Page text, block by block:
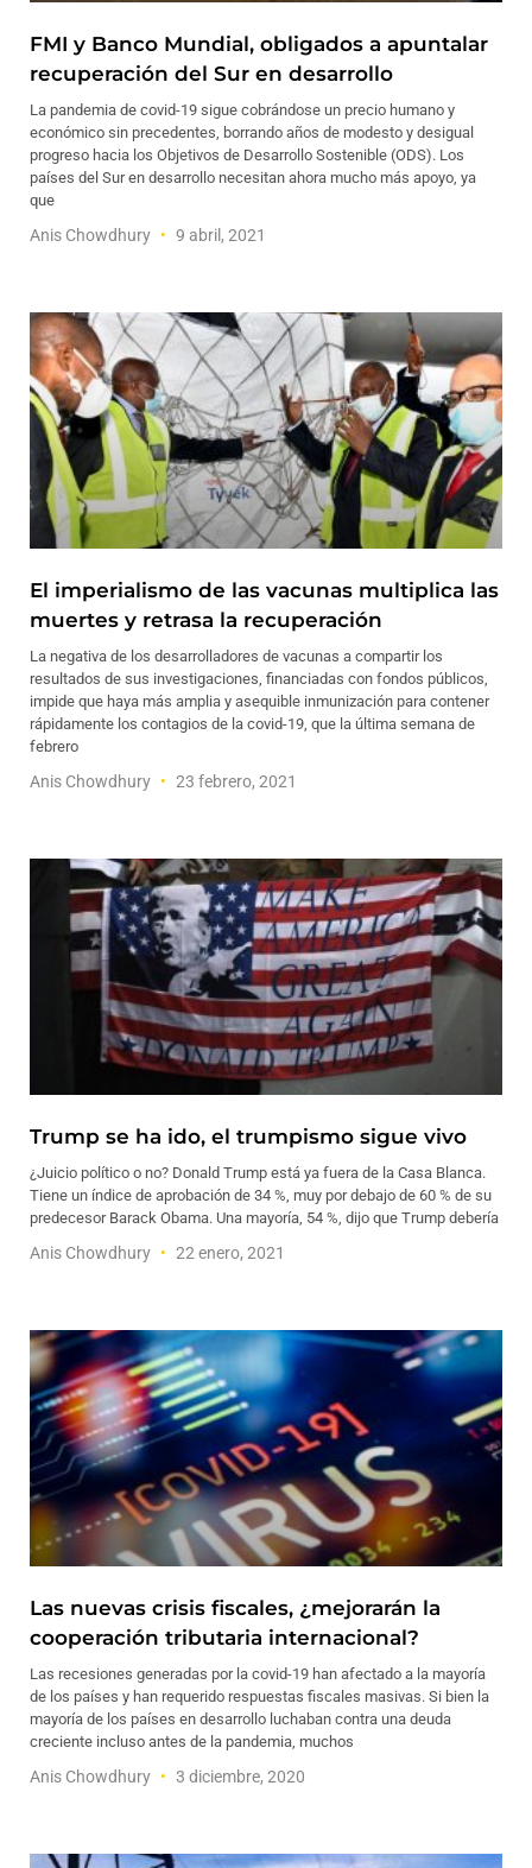
FMI y Banco Mundial, obligados a apuntalar
recuperación del Sur en desarrollo
La pandemia de covid-19 sigue cobrándose un precio humano y
económico sin precedentes, borrando años de modesto y desigual
progreso hacia los Objetivos de Desarrollo Sostenible (ODS). Los
países del Sur en desarrollo necesitan ahora mucho más apoyo, ya
que
Anis Chowdhury 9 abril, 2021
El imperialismo de las vacunas multiplica las
muertes y retrasa la recuperación
La negativa de los desarrolladores de vacunas a compartir los
resultados de sus investigaciones, financiadas con fondos públicos,
impide que haya más amplia y asequible inmunización para contener
rápidamente los contagios de la covid-19, que la última semana de
febrero
Anis Chowdhury 23 febrero, 2021
Trump se ha ido, el trumpismo sigue vivo
¿Juicio político o no? Donald Trump está ya fuera de la Casa Blanca.
Tiene un índice de aprobación de 34 %, muy por debajo de 60 % de su
predecesor Barack Obama. Una mayoría, 54 %, dijo que Trump debería
Anis Chowdhury 22 enero, 2021
Las nuevas crisis fiscales, ¿mejorarán la
cooperación tributaria internacional?
Las recesiones generadas por la covid-19 han afectado a la mayoría
de los países y han requerido respuestas fiscales masivas. Si bien la
mayoría de los países en desarrollo luchaban contra una deuda
creciente incluso antes de la pandemia, muchos
Anis Chowdhury 3 diciembre, 2020